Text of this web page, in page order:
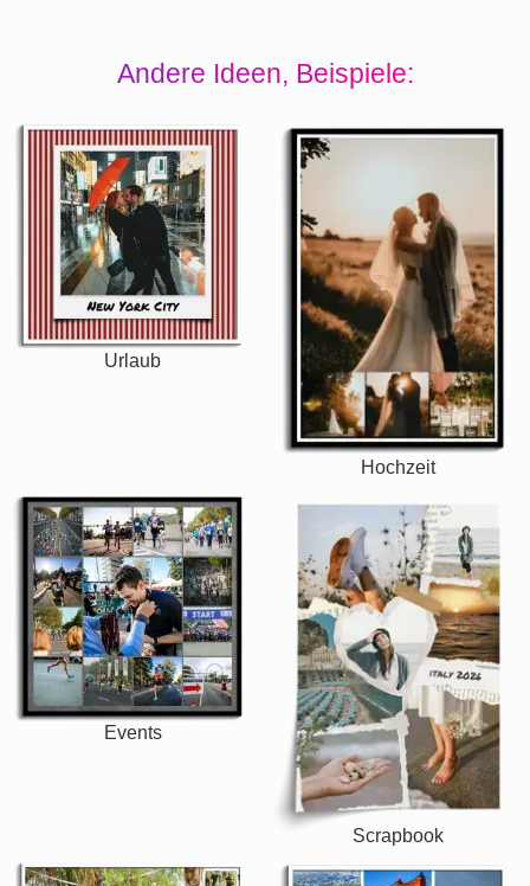
Andere Ideen, Beispiele:
Urlaub
Hochzeit
Events
Scrapbook